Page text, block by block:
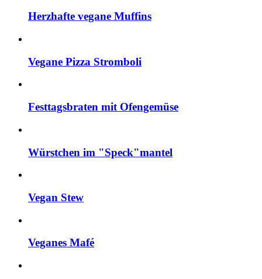
Herzhafte vegane Muffins
Vegane Pizza Stromboli
Festtagsbraten mit Ofengemüse
Würstchen im "Speck"mantel
Vegan Stew
Veganes Mafé